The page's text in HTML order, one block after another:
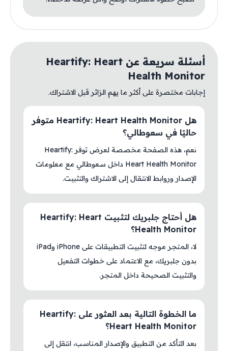
أسئلة سريعة عن Heartify: Heart
Health Monitor
إجابات مختصرة على أكثر ما يهم الزائر قبل الاشتراك.
هل Heartify: Heart Health Monitor متوفر
حاليًا في سعوطالي؟
نعم، هذه الصفحة مخصصة لعرض توفر Heartify:
Heart Health Monitor داخل سعوطالي مع معلومات
الإصدار وروابط الانتقال إلى الاشتراك والتثبيت.
هل أحتاج جلبريك لتثبيت Heartify: Heart
Health Monitor؟
لا، المتجر موجه لتثبيت التطبيقات على iPhone وiPad
بدون جلبريك، مع الاعتماد على خطوات التفعيل
والتثبيت الصحيحة داخل المتجر.
ما الخطوة التالية بعد العثور على Heartify:
Heart Health Monitor؟
بعد التأكد من التطبيق والإصدار المناسب، انتقل إلى